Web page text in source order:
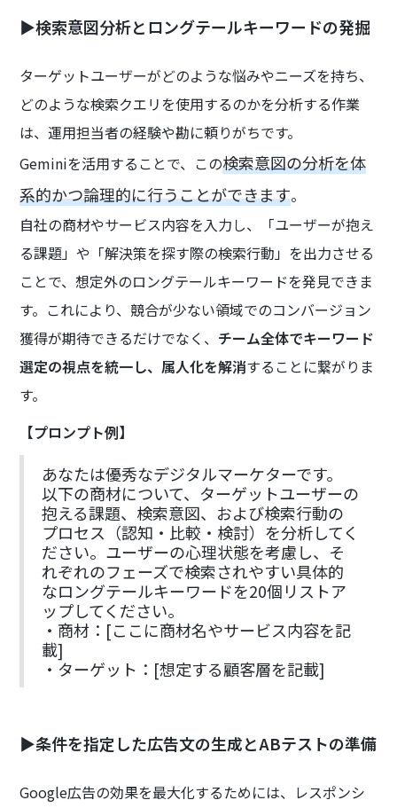
▶検索意図分析とロングテールキーワードの発掘
ターゲットユーザーがどのような悩みやニーズを持ち、
どのような検索クエリを使用するのかを分析する作業
は、運用担当者の経験や勘に頼りがちです。
Geminiを活用することで、この検索意図の分析を体
系的かつ論理的に行うことができます。
自社の商材やサービス内容を入力し、「ユーザーが抱え
る課題」や「解決策を探す際の検索行動」を出力させる
ことで、想定外のロングテールキーワードを発見できま
す。これにより、競合が少ない領域でのコンバージョン
獲得が期待できるだけでなく、 チーム全体でキーワード
選定の視点を統一し、属人化を解消することに繋がりま
す。
【プロンプト例】
あなたは優秀なデジタルマーケターです。
以下の商材について、ターゲットユーザーの
抱える課題、検索意図、および検索行動の
プロセス（認知・比較・検討）を分析してく
ださい。ユーザーの心理状態を考慮し、そ
れぞれのフェーズで検索されやすい具体的
なロングテールキーワードを20個リストア
ップしてください。
・商材：[ここに商材名やサービス内容を記
載]
・ターゲット：[想定する顧客層を記載]
▶条件を指定した広告文の生成とABテストの準備
Google広告の効果を最大化するためには、レスポンシ